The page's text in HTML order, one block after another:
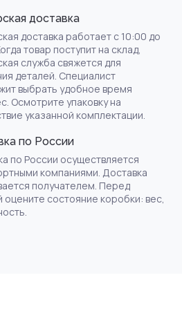
доставка
доставка работает с 10:00 до
товар поступит на склад,
служба свяжется для
деталей. Специалист
выбрать удобное время
Осмотрите упаковку на
указанной комплектации.
по России
по России осуществляется
компаниями. Доставка
получателем. Перед
оцените состояние коробки: вес,